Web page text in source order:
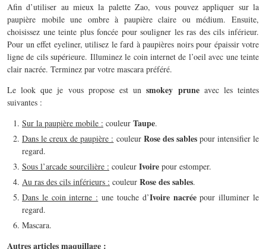
Afin d’utiliser au mieux la palette Zao, vous pouvez appliquer sur la
paupière mobile une ombre à paupière claire ou médium. Ensuite,
choisissez une teinte plus foncée pour souligner les ras des cils inférieur.
Pour un effet eyeliner, utilisez le fard à paupières noirs pour épaissir votre
ligne de cils supérieure. Illuminez le coin internet de l’oeil avec une teinte
clair nacrée. Terminez par votre mascara préféré.
Le look que je vous propose est unsmokey pruneavec les teintes
suivantes :
Sur la paupière mobile : couleur Taupe.
Dans le creux de paupière : couleur Rose des sablespour intensifier le
regard.
Sous l’arcade sourcilière : couleur Ivoire pour estomper.
Au ras des cils inférieurs : couleur Rose des sables.
Dans le coin interne : une touche d’Ivoire nacréepour illuminer le
regard.
Mascara.
Autres articles maquillage :